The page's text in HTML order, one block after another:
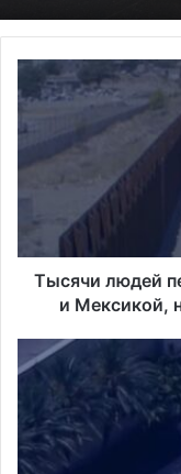
самый
Тысячи
людей
пересекают
границу
между
Мексикой,
несмотря
угрозу
Тысячи людей
и Мексикой,
Перестрелка
возле
Aventura
Майами